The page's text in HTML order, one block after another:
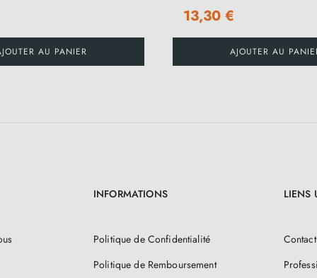
AU PANIER
13,30 €
AJOUTER AU
INFORMATIONS
Politique de Confidentialité
Politique de Remboursement
LIENS
Contact